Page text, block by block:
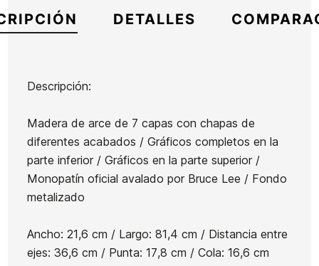
DETALLES
Descripción:
Madera de arce de 7 capas con chapas de
diferentes acabados / Gráficos completos en la
parte inferior / Gráficos en la parte superior /
Monopatín oficial avalado por Bruce Lee / Fondo
metalizado
Ancho: 21,6 cm / Largo: 81,4 cm / Distancia entre
ejes: 36,6 cm / Punta: 17,8 cm / Cola: 16,6 cm
Marca DGK
ReferenciaIN-SKTAX55970
En stock 1 Artículo
Zapatillas
Skate
Old Skool
Independent
Bauhaus